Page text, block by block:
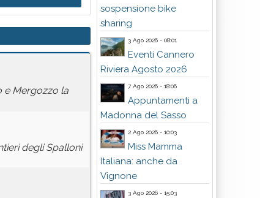
e Mergozzo la
degli Spalloni
sospensione bike
sharing
3 Ago 2026 - 08:01
Eventi Cannero
Riviera Agosto 2026
7 Ago 2026 - 18:06
Appuntamenti a
Madonna del Sasso
2 Ago 2026 - 10:03
Miss Mamma
Italiana: anche da
Vignone
3 Ago 2026 - 15:03